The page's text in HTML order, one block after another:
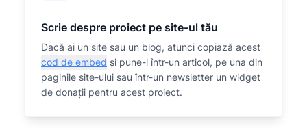
Scrie despre proiect pe site-ul tău
Dacă ai un site sau un blog, atunci copiază acest
cod de embed și pune-l într-un articol, pe una din
paginile site-ului sau într-un newsletter un widget
de donații pentru acest proiect.